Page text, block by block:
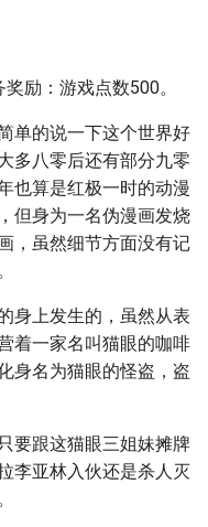
励：游戏点数500。
单的说一下这个世界好
多八零后还有部分九零
也算是红极一时的动漫
但身为一名伪漫画发烧
，虽然细节方面没有记
身上发生的，虽然从表
着一家名叫猫眼的咖啡
身名为猫眼的怪盗，盗
要跟这猫眼三姐妹摊牌
李亚林入伙还是杀人灭